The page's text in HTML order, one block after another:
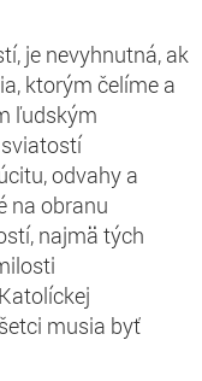
je nevyhnutná, ak
ktorým čelíme a
ľudským
odvahy a
na obranu
najmä tých
musia byť